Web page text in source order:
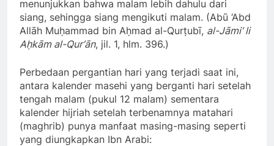
menunjukkan bahwa malam lebih dahulu dari
siang, sehingga siang mengikuti malam. (Abū ‘Abd
Allāh Muḥammad bin Aḥmad al-Qurṭubī, al-Jāmi‘ li
Aḥkām al-Qur’ān, jil. 1, hlm. 396.)
Perbedaan pergantian hari yang terjadi saat ini,
antara kalender masehi yang berganti hari setelah
tengah malam (pukul 12 malam) sementara
kalender hijriah setelah terbenamnya matahari
(maghrib) punya manfaat masing-masing seperti
yang diungkapkan Ibn Arabi: